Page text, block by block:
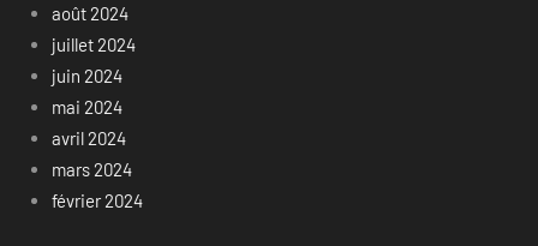
août 2024
juillet 2024
juin 2024
mai 2024
avril 2024
mars 2024
février 2024